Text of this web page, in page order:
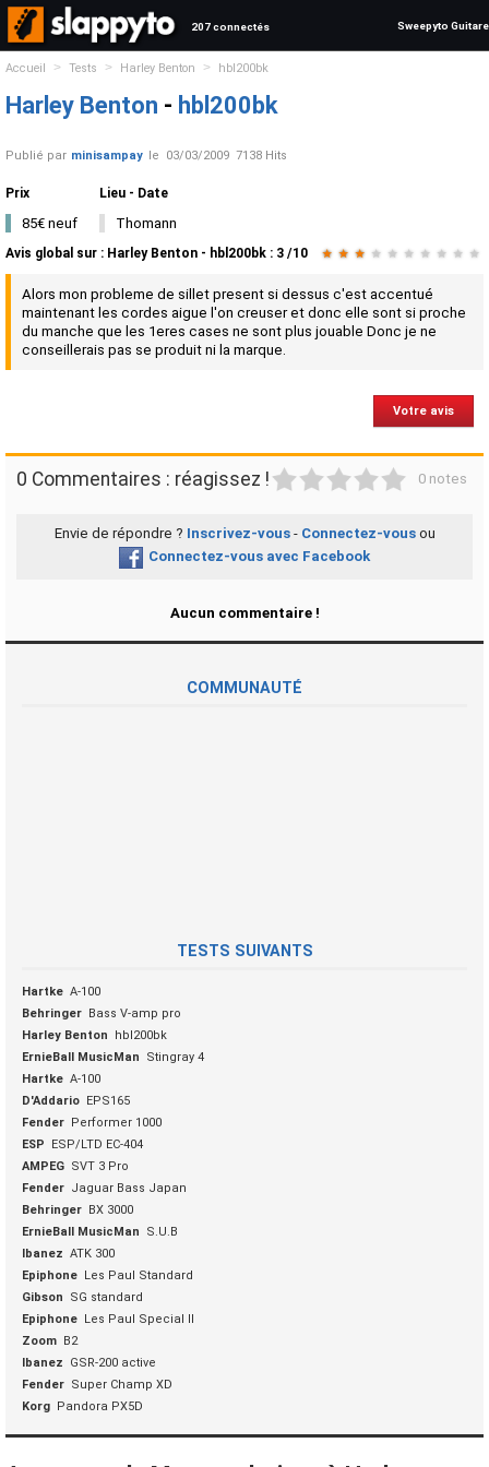
207 connectés Sweepyto Guitare
Accueil > Tests > Harley Benton > hbl200bk
Harley Benton - hbl200bk
Publié par minisampay le 03/03/2009 7138 Hits
Prix
85€ neuf
Lieu - Date
Thomann
Avis global sur : Harley Benton - hbl200bk : 3 /10 ★ ★ ★ ★ ★ ★ ★ ★ ★ ★
Alors mon probleme de sillet present si dessus c'est accentué
maintenant les cordes aigue l'on creuser et donc elle sont si proche
du manche que les 1eres cases ne sont plus jouable Donc je ne
conseillerais pas se produit ni la marque.
Votre avis
0 Commentaires : réagissez ! 0 notes
Envie de répondre ? Inscrivez-vous- Connectez-vousou
Connectez-vous avec Facebook
Aucun commentaire !
COMMUNAUTÉ
TESTS SUIVANTS
Hartke A-100
Behringer Bass V-amp pro
Harley Benton
hbl200bk
ErnieBall MusicMan
Stingray 4
Hartke A-100
D'Addario EPS165
Fender Performer 1000
ESP
ESP/LTD EC-404
AMPEG SVT 3 Pro
Fender Jaguar Bass Japan
Behringer BX 3000
ErnieBall MusicMan
S.U.B
Ibanez ATK 300
Epiphone Les Paul Standard
Gibson
SG standard
Epiphone Les Paul Special II
Zoom B2
Ibanez
GSR-200 active
Fender Super Champ XD
Korg Pandora PX5D